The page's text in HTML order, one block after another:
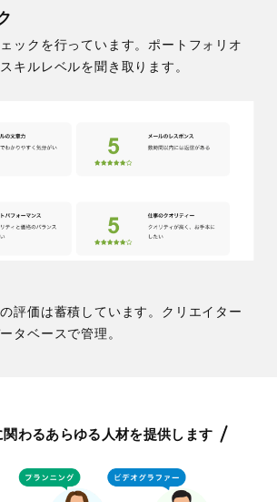
ックを行っています。ポートフォリオ
キルレベルを聞き取ります。
評価は蓄積しています。クリエイター
タベースで管理。
関わるあらゆる人材を提供します